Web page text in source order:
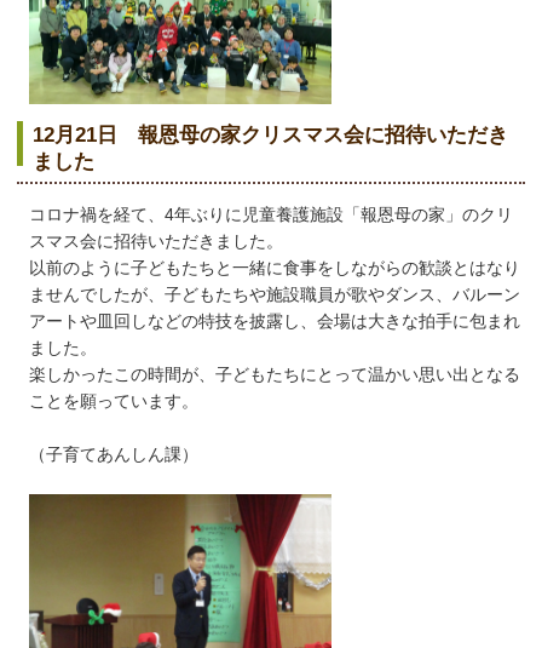
12月21日 報恩母の家クリスマス会に招待いただき
ました
コロナ禍を経て、4年ぶりに児童養護施設「報恩母の家」のクリ
スマス会に招待いただきました。
以前のように子どもたちと一緒に食事をしながらの歓談とはなり
ませんでしたが、子どもたちや施設職員が歌やダンス、バルーン
アートや皿回しなどの特技を披露し、会場は大きな拍手に包まれ
ました。
楽しかったこの時間が、子どもたちにとって温かい思い出となる
ことを願っています。
（子育てあんしん課）